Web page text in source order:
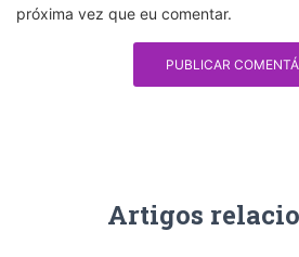
próxima vez que eu comentar.
Artigos